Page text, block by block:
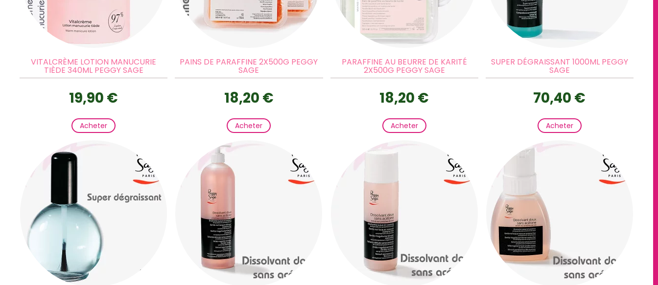
VITALCRÈME LOTION MANUCURIE
TIÈDE 340ML PEGGY SAGE
19,90 €
Acheter
PAINS DE PARAFFINE 2X500G PEGGY
SAGE
18,20 €
Acheter
PARAFFINE AU BEURRE DE KARITÉ
2X500G PEGGY SAGE
18,20 €
Acheter
SUPER DÉGRAISSANT 1000ML PEGGY
SAGE
70,40 €
Acheter